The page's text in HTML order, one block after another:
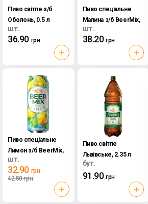
Пиво світле з/б
Оболонь, 0.5 л
шт.
36.90 грн
Пиво спеціальне
Малина з/б BeerMix,
0.5 л
шт.
38.20 грн
Пиво спеціальне
Лимон з/б BeerMix,
0.5 л
шт.
32.90 грн
42.50грн
Пиво світле
Львівське, 2.35 л
бут.
91.90 грн